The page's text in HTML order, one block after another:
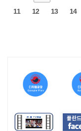
11 12 13 14